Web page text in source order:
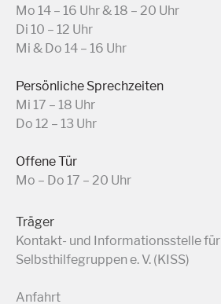
Mo 14 – 16 Uhr & 18 – 20 Uhr
Di 10 – 12 Uhr
Mi & Do 14 – 16 Uhr
Persönliche Sprechzeiten
Mi 17 – 18 Uhr
Do 12 – 13 Uhr
Offene Tür
Mo – Do 17 – 20 Uhr
Träger
Kontakt- und Informationsstelle für
Selbsthilfegruppen e. V. (KISS)
Anfahrt